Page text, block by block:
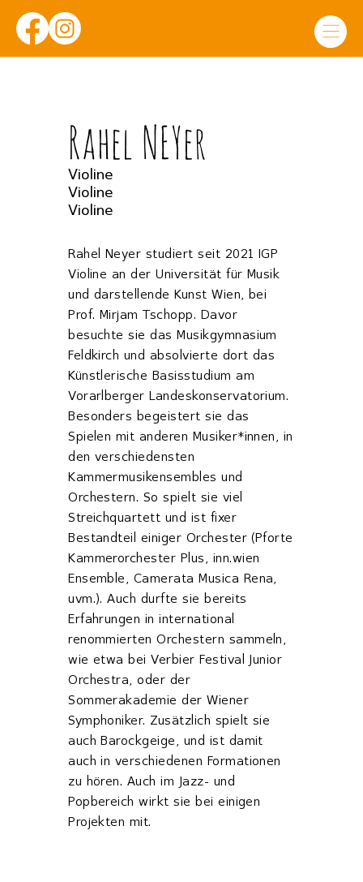
Rahel NEYer
Violine
Violine
Violine
Rahel Neyer studiert seit 2021 IGP
Violine an der Universität für Musik
und darstellende Kunst Wien, bei
Prof. Mirjam Tschopp. Davor
besuchte sie das Musikgymnasium
Feldkirch und absolvierte dort das
Künstlerische Basisstudium am
Vorarlberger Landeskonservatorium.
Besonders begeistert sie das
Spielen mit anderen Musiker*innen, in
den verschiedensten
Kammermusikensembles und
Orchestern. So spielt sie viel
Streichquartett und ist fixer
Bestandteil einiger Orchester (Pforte
Kammerorchester Plus, inn.wien
Ensemble, Camerata Musica Rena,
uvm.). Auch durfte sie bereits
Erfahrungen in international
renommierten Orchestern sammeln,
wie etwa bei Verbier Festival Junior
Orchestra, oder der
Sommerakademie der Wiener
Symphoniker. Zusätzlich spielt sie
auch Barockgeige, und ist damit
auch in verschiedenen Formationen
zu hören. Auch im Jazz- und
Popbereich wirkt sie bei einigen
Projekten mit.